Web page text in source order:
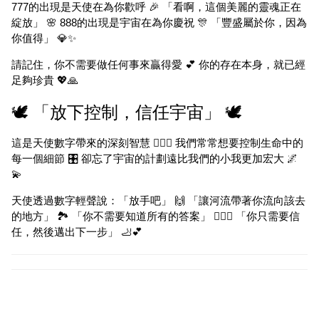
777的出現是天使在為你歡呼 🎉 「看啊，這個美麗的靈魂正在
綻放」 🌸 888的出現是宇宙在為你慶祝 🎊 「豐盛屬於你，因為
你值得」 💎✨
請記住，你不需要做任何事來贏得愛 💕 你的存在本身，就已經
足夠珍貴 💖🙏
🕊️ 「放下控制，信任宇宙」 🕊️
這是天使數字帶來的深刻智慧 🧘‍♀️✨ 我們常常想要控制生命中的
每一個細節 🎛️ 卻忘了宇宙的計劃遠比我們的小我更加宏大 🌌
💫
天使透過數字輕聲說：「放手吧」 🙌 「讓河流帶著你流向該去
的地方」 🏞️ 「你不需要知道所有的答案」 🤷‍♀️✨ 「你只需要信
任，然後邁出下一步」 🦶💕